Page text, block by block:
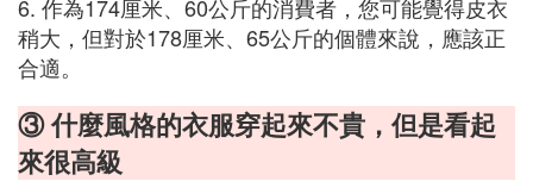
6. 作為174厘米、60公斤的消費者，您可能覺得皮衣
稍大，但對於178厘米、65公斤的個體來說，應該正
合適。
③ 什麼風格的衣服穿起來不貴，但是看起
來很高級